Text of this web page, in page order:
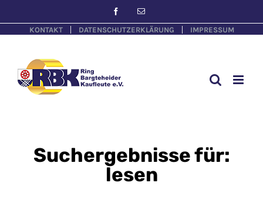
KONTAKT DATENSCHUTZERKLÄRUNG IMPRESSUM
Suchergebnisse für:
lesen